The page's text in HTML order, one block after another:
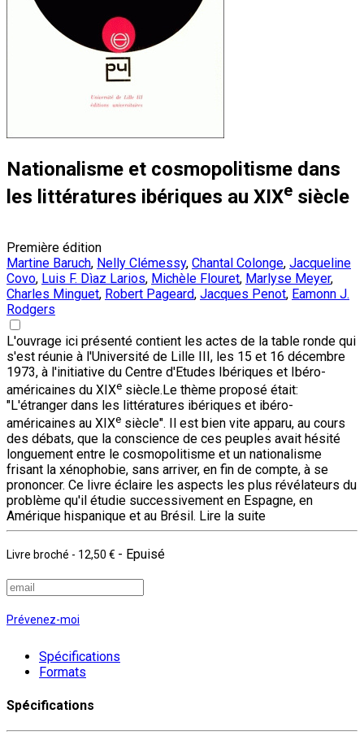
Nationalisme et cosmopolitisme dans
les littératures ibériques au XIXe siècle
Première édition
Martine Baruch, Nelly Clémessy, Chantal Colonge, Jacqueline
Covo, Luis F. Dìaz Larios, Michèle Flouret, Marlyse Meyer,
Charles Minguet, Robert Pageard, Jacques Penot, Eamonn J.
Rodgers
L'ouvrage ici présenté contient les actes de la table ronde qui
s'est réunie à l'Université de Lille III, les 15 et 16 décembre
1973, à l'initiative du Centre d'Etudes Ibériques et Ibéro-
américaines du XIXe siècle.Le thème proposé était:
"L'étranger dans les littératures ibériques et ibéro-
américaines au XIXe siècle". Il est bien vite apparu, au cours
des débats, que la conscience de ces peuples avait hésité
longuement entre le cosmopolitisme et un nationalisme
frisant la xénophobie, sans arriver, en fin de compte, à se
prononcer. Ce livre éclaire les aspects les plus révélateurs du
problème qu'il étudie successivement en Espagne, en
Amérique hispanique et au Brésil. Lire la suite
Livre broché - 12,50 € - Epuisé
Prévenez-moi
Spécifications
Formats
Spécifications